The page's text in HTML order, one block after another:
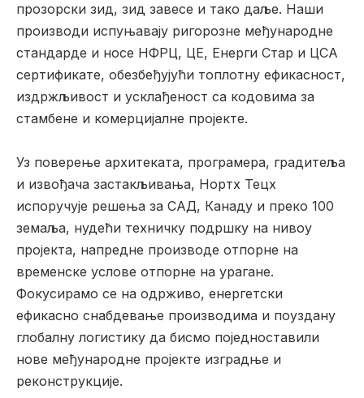
прозорски зид, зид завесе и тако даље. Наши
производи испуњавају ригорозне међународне
стандарде и носе НФРЦ, ЦЕ, Енерги Стар и ЦСА
сертификате, обезбеђујући топлотну ефикасност,
издржљивост и усклађеност са кодовима за
стамбене и комерцијалне пројекте.
Уз поверење архитеката, програмера, градитеља
и извођача застакљивања, Нортх Тецх
испоручује решења за САД, Канаду и преко 100
земаља, нудећи техничку подршку на нивоу
пројекта, напредне производе отпорне на
временске услове отпорне на урагане.
Фокусирамо се на одрживо, енергетски
ефикасно снабдевање производима и поуздану
глобалну логистику да бисмо поједноставили
нове међународне пројекте изградње и
реконструкције.